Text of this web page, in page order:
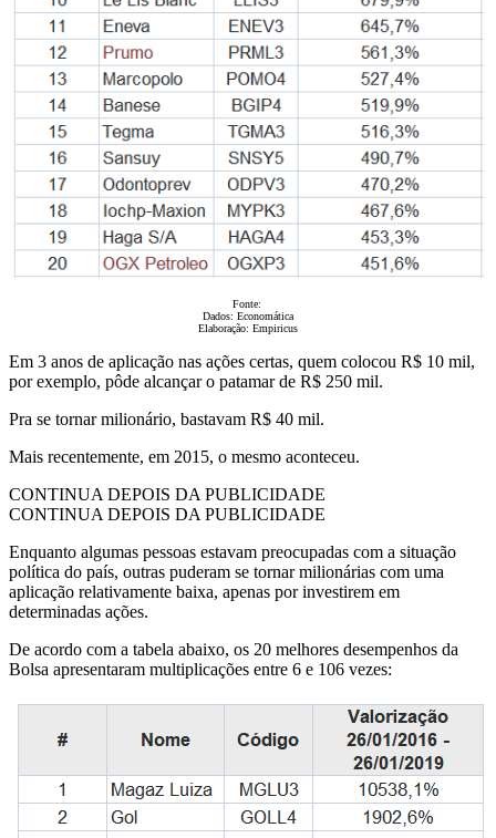
Fonte:
Dados: Economática
Elaboração: Empiricus
Em 3 anos de aplicação nas ações certas, quem colocou R$ 10 mil,
por exemplo, pôde alcançar o patamar de R$ 250 mil.
Pra se tornar milionário, bastavam R$ 40 mil.
Mais recentemente, em 2015, o mesmo aconteceu.
CONTINUA DEPOIS DA PUBLICIDADE
CONTINUA DEPOIS DA PUBLICIDADE
Enquanto algumas pessoas estavam preocupadas com a situação
política do país, outras puderam se tornar milionárias com uma
aplicação relativamente baixa, apenas por investirem em
determinadas ações.
De acordo com a tabela abaixo, os 20 melhores desempenhos da
Bolsa apresentaram multiplicações entre 6 e 106 vezes: